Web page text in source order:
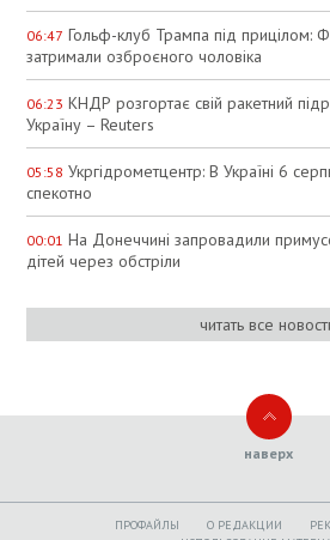
06:47 Гольф-клуб Трампа під прицілом:
затримали озброєного чоловіка
06:23 КНДР розгортає свій ракетний
Україну – Reuters
05:58 Укргідрометцентр: В Україні 6
спекотно
00:01 На Донеччині запровадили
дітей через обстріли
читать все
наверх
ПРОФАЙЛЫ O РЕДАКЦИИ